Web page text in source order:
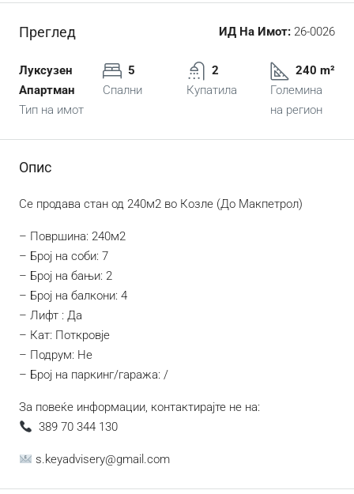
Преглед ИД На Имот: 26-0026
Луксузен
Апартман
Тип на имот
5
Спални
2
Купатила
240 m²
Големина
на регион
Опис
Се продава стан од 240м2 во Козле (До Макпетрол)
– Површина: 240м2
– Број на соби: 7
– Број на бањи: 2
– Број на балкони: 4
– Лифт : Да
– Кат: Поткровје
– Подрум: Не
– Број на паркинг/гаража: /
За повеќе информации, контактирајте не на:
389 70 344 130
s.keyadvisery@gmail.com